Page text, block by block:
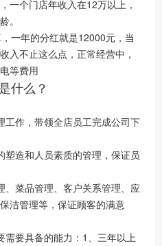
一个门店年收入在12万以上，
。
一年的分红就是12000元，当
入不止这么点，正常经营中，
等费用
什么？
工作，带领全店员工完成公司下
造和人员素质的管理，保证员
、菜品管理、客户关系管理、应
洁管理等，保证顾客的满意
需要具备的能力：1、三年以上